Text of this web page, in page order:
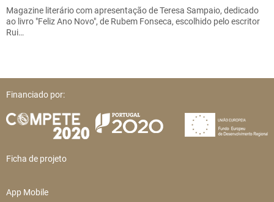
Magazine literário com apresentação de Teresa Sampaio, dedicado
ao livro "Feliz Ano Novo", de Rubem Fonseca, escolhido pelo escritor
Rui…
Financiado por:
Ficha de projeto
App Mobile